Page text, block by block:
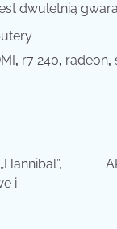
dwuletnią
, r7 240, radeon,
i